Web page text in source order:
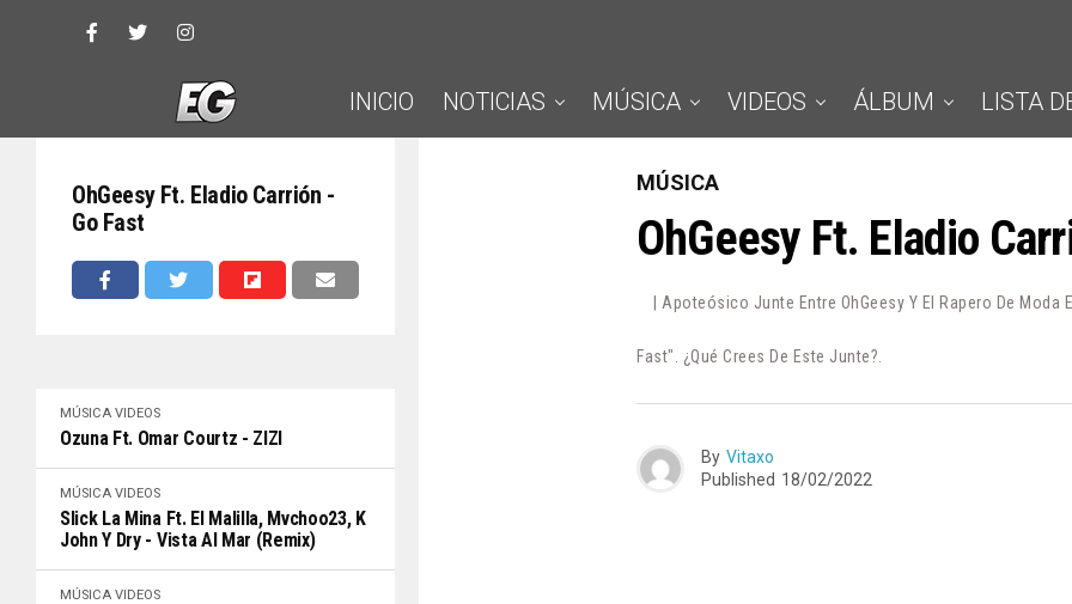
INICIO NOTICIAS MÚSICA VIDEOS ÁLBUM LISTA
OhGeesy Ft. Eladio Carrión -
Go Fast
MÚSICA VIDEOS
Ozuna Ft. Omar Courtz - ZIZI
MÚSICA VIDEOS
Slick La Mina Ft. El Malilla, Mvchoo23, K
John Y Dry - Vista Al Mar (Remix)
MÚSICA VIDEOS
MÚSICA
OhGeesy Ft. Eladio
| Apoteósico Junte Entre OhGeesy Y El Rapero De
Fast". ¿Qué Crees De Este Junte?.
By Vitaxo
Published 18/02/2022